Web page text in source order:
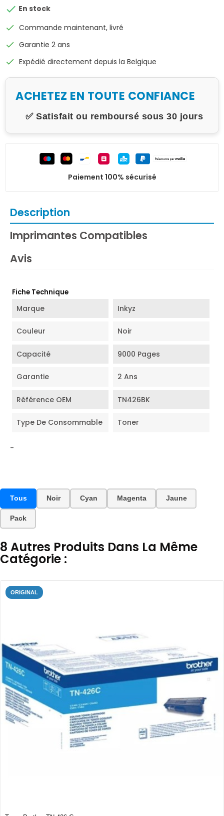
 En stock
check Commande maintenant, livré
check Garantie 2 ans
check Expédié directement depuis la Belgique
ACHETEZ EN TOUTE CONFIANCE
✅ Satisfait ou remboursé sous 30 jours
Paiement 100% sécurisé
Description
Imprimantes Compatibles
Avis
Fiche Technique
Marque Inkyz
Couleur Noir
Capacité 9000 Pages
Garantie 2 Ans
Référence OEM TN426BK
Type De Consommable Toner
-
Tous Noir Cyan Magenta Jaune
Pack
8 Autres Produits Dans La Même
Catégorie :
ORIGINAL